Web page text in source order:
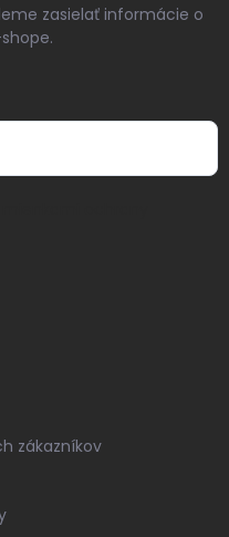
zasielať informácie o
zákazníkov